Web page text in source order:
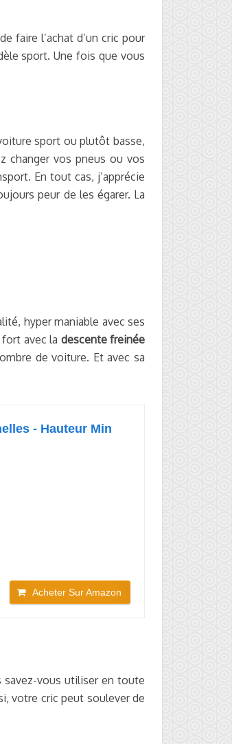
faire l’achat d’un cric pour
sport. Une fois que vous
sport ou plutôt basse,
changer vos pneus ou vos
En tout cas, j’apprécie
peur de les égarer. La
hyper maniable avec ses
avec la descente freinée
de voiture. Et avec sa
- Hauteur Min
Acheter Sur Amazon
vous utiliser en toute
votre cric peut soulever de